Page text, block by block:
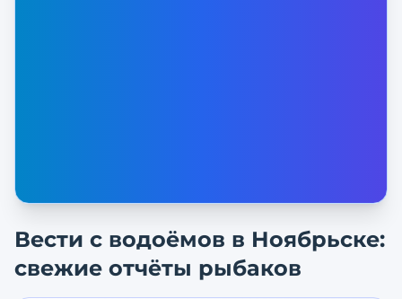
Вести с водоёмов в Ноябрьске:
свежие отчёты рыбаков